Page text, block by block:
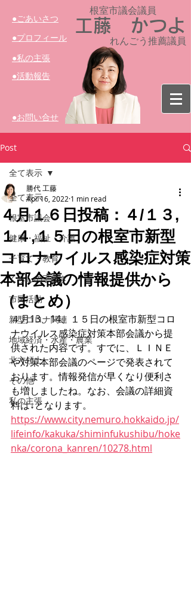
​●ごあいさつ
​●プロフィール
​●活動報告
​●私の主張
​●お問い合せ
工藤 かつよ
根室市議会議員​
れんごう推薦議員
Post
全て表示
根室市議会
健康・福祉・介護
子育て・教育
くらしの手続き
市民活動
新型コロナ関連
地域経済・水産・農業
北方領土
その他
私の主張
全て表示
４月１６日投稿：４/１３,
１４,１５日の根室市新型
コロナウイルス感染症対策
本部会議の情報提供から
（まとめ）
勝代 工藤
Apr 16, 2022 1 min read
４月13、14、１５日の根室市新型コロ
ナウイルス感染症対策本部会議から提
供された内容です。すでに、ＬＩＮＥ
や対策本部会議のページで発表されて
おります。情報発信が早くなり便利さ
も増しましたね。なお、会議の詳細資
料は↓となります。
https://www.city.nemuro.hokkaido.jp/
lifeinfo/kakuka/shiminfukushibu/hoke
nka/corona_kanren/10278.html